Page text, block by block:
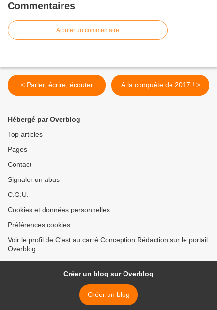
Commentaires
Ajouter un commentaire
< Parler, écrire, écouter A la conquête de 2017 ! >
Hébergé par Overblog
Top articles
Pages
Contact
Signaler un abus
C.G.U.
Cookies et données personnelles
Préférences cookies
Voir le profil de C'est au carré Conception Rédaction sur le portail
Overblog
Créer un blog sur Overblog
Créer un blog